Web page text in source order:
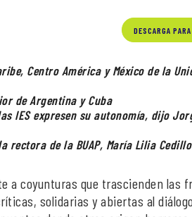
DESCARGA
Centro América y México de la
de Argentina y Cuba
IES expresen su autonomía, dijo
rectora de la BUAP, María Lilia
a coyunturas que trascienden las
solidarias y abiertas al